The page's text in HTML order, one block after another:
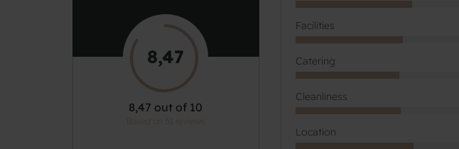
8,47
8,47 out of 10
Facilities
Catering
Cleanliness
Location